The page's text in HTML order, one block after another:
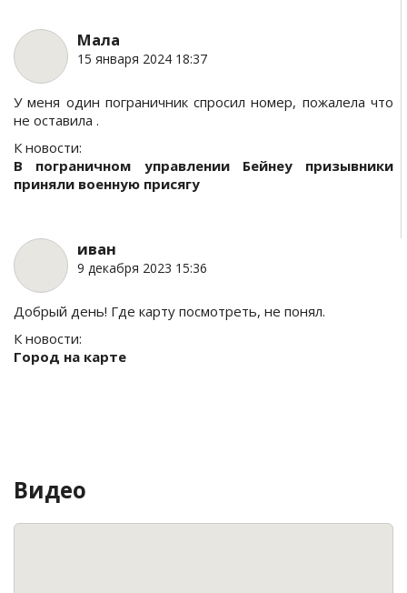
Мала
15 января 2024 18:37
У меня один пограничник спросил номер, пожалела что
не оставила .
К новости:
В пограничном управлении Бейнеу призывники
приняли военную присягу
иван
9 декабря 2023 15:36
Добрый день! Где карту посмотреть, не понял.
К новости:
Город на карте
Видео